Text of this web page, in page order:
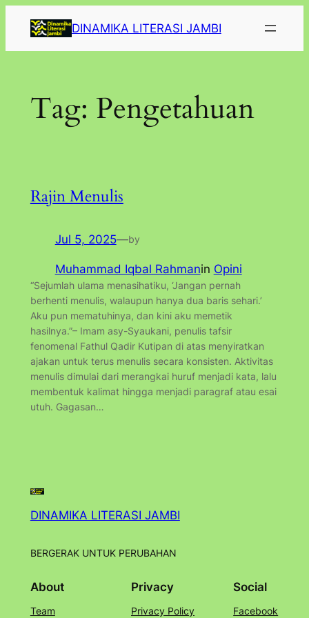
konten
DINAMIKA LITERASI JAMBI
Tag: Pengetahuan
Rajin Menulis
Jul 5, 2025—by
Muhammad Iqbal Rahmanin Opini
“Sejumlah ulama menasihatiku, ‘Jangan pernah
berhenti menulis, walaupun hanya dua baris sehari.’
Aku pun mematuhinya, dan kini aku memetik
hasilnya.”– Imam asy-Syaukani, penulis tafsir
fenomenal Fathul Qadir Kutipan di atas menyiratkan
ajakan untuk terus menulis secara konsisten. Aktivitas
menulis dimulai dari merangkai huruf menjadi kata, lalu
membentuk kalimat hingga menjadi paragraf atau esai
utuh. Gagasan…
DINAMIKA LITERASI JAMBI
BERGERAK UNTUK PERUBAHAN
About
Team
Privacy
Privacy Policy
Social
Facebook